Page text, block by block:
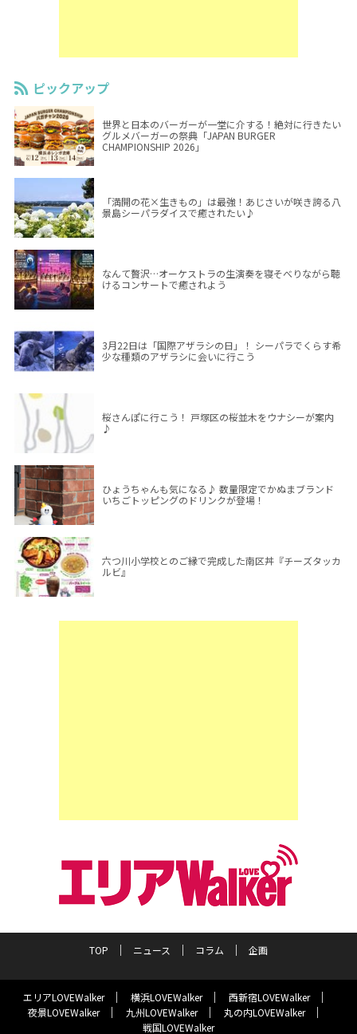
ピックアップ
世界と日本のバーガーが一堂に介する！絶対に行きたい
グルメバーガーの祭典「JAPAN BURGER
CHAMPIONSHIP 2026」
「満開の花×生きもの」は最強！あじさいが咲き誇る八
景島シーパラダイスで癒されたい♪
なんて贅沢…オーケストラの生演奏を寝そべりながら聴
けるコンサートで癒されよう
3月22日は「国際アザラシの日」！ シーパラでくらす希
少な種類のアザラシに会いに行こう
桜さんぽに行こう！ 戸塚区の桜並木をウナシーが案内
♪
ひょうちゃんも気になる♪ 数量限定でかぬまブランド
いちごトッピングのドリンクが登場！
六つ川小学校とのご縁で完成した南区丼『チーズタッカ
ルビ』
TOP ニュース コラム 企画
エリアLOVEWalker 横浜LOVEWalker
西新宿LOVEWalker
夜景LOVEWalker
九州LOVEWalker
丸の内LOVEWalker
戦国LOVEWalker